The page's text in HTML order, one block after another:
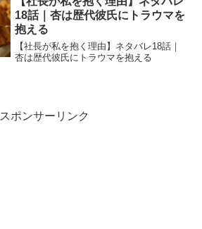
18話｜杏は歴代彼氏にトラウマを
抱える
【社長が私を抱く理由】ネタバレ18話｜
杏は歴代彼氏にトラウマを抱える
スポンサーリンク